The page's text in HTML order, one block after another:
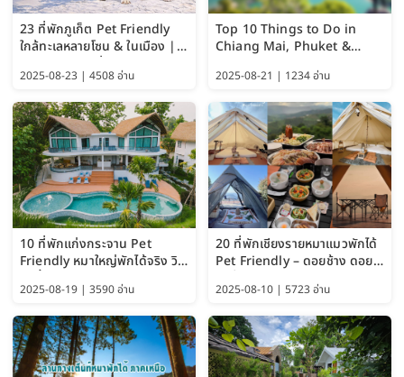
23 ที่พักภูเก็ต Pet Friendly
ใกล้ทะเลหลายโซน & ในเมือง |
2025-08-23 | 4508 อ่าน
Top 10 Things to Do in
Chiang Mai, Phuket &
Guide 2025)
2025-08-21 | 1234 อ่าน
10 ที่พักแก่งกระจาน Pet
Friendly หมาใหญ่พักได้จริง วิว
2025-08-19 | 3590 อ่าน
20 ที่พักเชียงรายหมาแมวพักได้
Pet Friendly – ดอยช้าง ดอย
2025-08-10 | 5723 อ่าน